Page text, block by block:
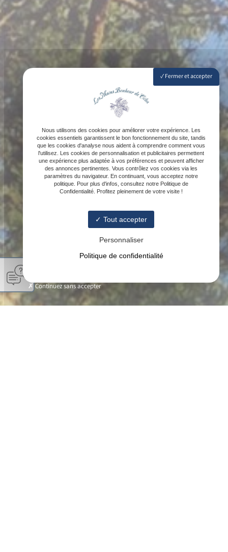
Fermer et accepter
Nous utilisons des cookies pour améliorer votre expérience. Les
cookies essentiels garantissent le bon fonctionnement du site, tandis
que les cookies d'analyse nous aident à comprendre comment vous
l'utilisez. Les cookies de personnalisation et publicitaires permettent
une expérience plus adaptée à vos préférences et peuvent afficher
des annonces pertinentes. Vous contrôlez vos cookies via les
paramètres du navigateur. En continuant, vous acceptez notre
politique. Pour plus d'infos, consultez notre Politique de
Confidentialité. Profitez pleinement de votre visite !
Tout accepter
Personnaliser
Politique de confidentialité
Continuez sans accepter